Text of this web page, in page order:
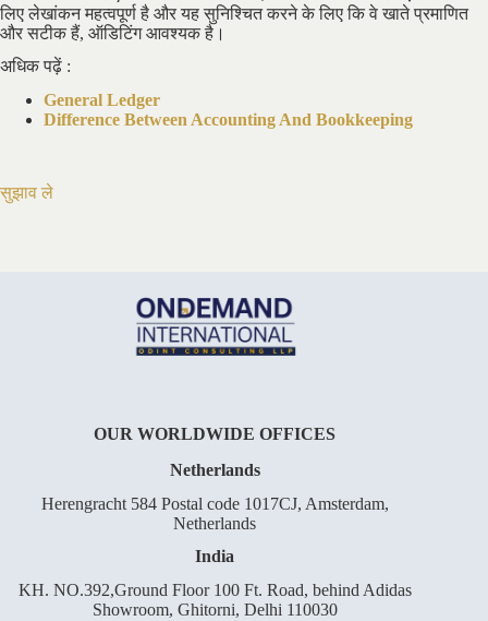
लिए लेखांकन महत्वपूर्ण है और यह सुनिश्चित करने के लिए कि वे खाते प्रमाणित
और सटीक हैं, ऑडिटिंग आवश्यक है।
अधिक पढ़ें :
General Ledger
Difference Between Accounting And Bookkeeping
सुझाव ले
OUR WORLDWIDE OFFICES
Netherlands
Herengracht 584 Postal code 1017CJ, Amsterdam,
Netherlands
India
KH. NO.392,Ground Floor 100 Ft. Road, behind Adidas
Showroom, Ghitorni, Delhi 110030